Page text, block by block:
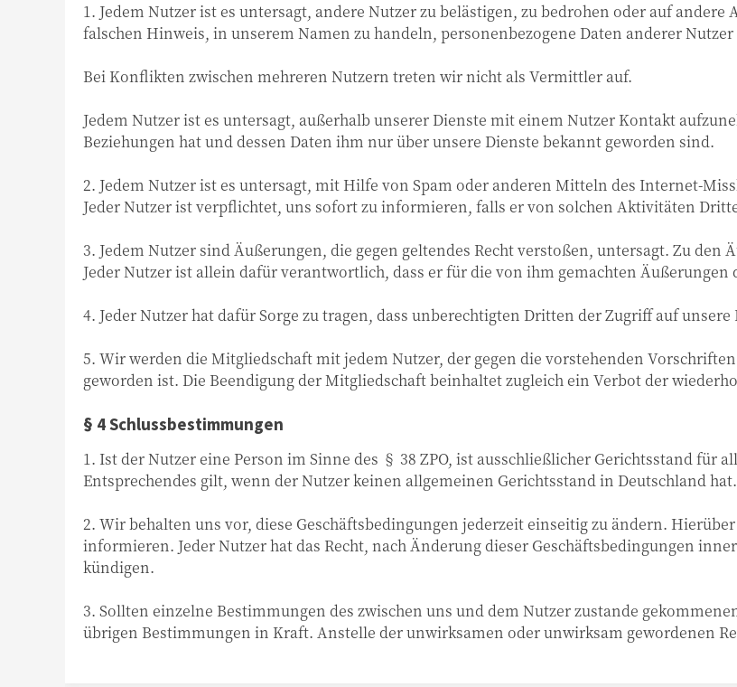
1. Jedem Nutzer ist es untersagt, andere Nutzer zu belästigen, zu bedrohen oder auf
falschen Hinweis, in unserem Namen zu handeln, personenbezogene Daten anderer
Bei Konflikten zwischen mehreren Nutzern treten wir nicht als Vermittler auf.
Jedem Nutzer ist es untersagt, außerhalb unserer Dienste mit einem Nutzer Kontakt
Beziehungen hat und dessen Daten ihm nur über unsere Dienste bekannt geworden sind.
2. Jedem Nutzer ist es untersagt, mit Hilfe von Spam oder anderen Mitteln des Internet-
Jeder Nutzer ist verpflichtet, uns sofort zu informieren, falls er von solchen Aktivitäten
3. Jedem Nutzer sind Äußerungen, die gegen geltendes Recht verstoßen, untersagt. Zu
Jeder Nutzer ist allein dafür verantwortlich, dass er für die von ihm gemachten Äußerungen
4. Jeder Nutzer hat dafür Sorge zu tragen, dass unberechtigten Dritten der Zugriff auf
5. Wir werden die Mitgliedschaft mit jedem Nutzer, der gegen die vorstehenden
geworden ist. Die Beendigung der Mitgliedschaft beinhaltet zugleich ein Verbot der
§ 4 Schlussbestimmungen
1. Ist der Nutzer eine Person im Sinne des § 38 ZPO, ist ausschließlicher Gerichtsstand für
Entsprechendes gilt, wenn der Nutzer keinen allgemeinen Gerichtsstand in Deutschland hat.
2. Wir behalten uns vor, diese Geschäftsbedingungen jederzeit einseitig zu ändern.
informieren. Jeder Nutzer hat das Recht, nach Änderung dieser Geschäftsbedingungen
kündigen.
3. Sollten einzelne Bestimmungen des zwischen uns und dem Nutzer zustande
übrigen Bestimmungen in Kraft. Anstelle der unwirksamen oder unwirksam gewordenen